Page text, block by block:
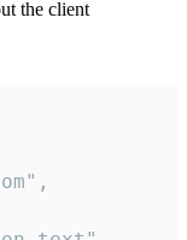
the client